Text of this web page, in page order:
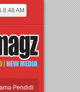
8:48 AM
dan Riset untuk